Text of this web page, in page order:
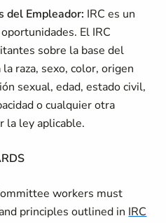
del Empleador: IRC es un
El IRC
sobre la base del
raza, sexo, color, origen
sexual, edad, estado civil,
o cualquier otra
la ley aplicable.
workers must
principles outlined in IRC